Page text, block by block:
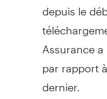
depuis le
Assurance
par rapport
dernier.